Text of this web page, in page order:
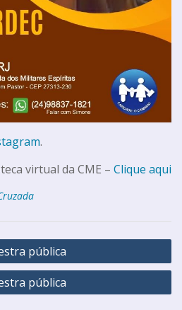
.
virtual da CME – Clique aqui
pública
pública